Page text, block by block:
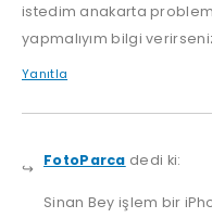
istedim anakarta
yapmalıyım bilgi
Yanıtla
FotoParca dedi ki:
Sinan Bey işlem bir